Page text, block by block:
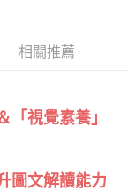
相關推薦
「視覺素養」
圖文解讀能力